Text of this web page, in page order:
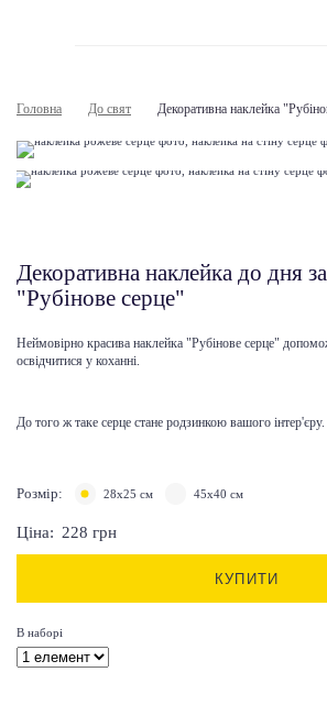
Головна До свят Декоративна наклейка
Декоративна наклейка до дня
"Рубінове серце"
Неймовірно красива наклейка "Рубінове серце"
освідчитися у коханні.
До того ж таке серце стане родзинкою вашого інтер'єру.
Розмір: 28х25 см 45х40 см
Ціна: 228 грн
КУПИТИ
В наборі